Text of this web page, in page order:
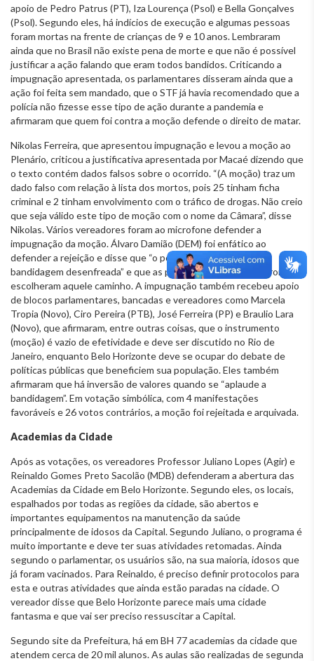
apoio de Pedro Patrus (PT), Iza Lourença (Psol) e Bella Gonçalves
(Psol). Segundo eles, há indícios de execução e algumas pessoas
foram mortas na frente de crianças de 9 e 10 anos. Lembraram
ainda que no Brasil não existe pena de morte e que não é possível
justificar a ação falando que eram todos bandidos. Criticando a
impugnação apresentada, os parlamentares disseram ainda que a
ação foi feita sem mandado, que o STF já havia recomendado que a
polícia não fizesse esse tipo de ação durante a pandemia e
afirmaram que quem foi contra a moção defende o direito de matar.
Nikolas Ferreira, que apresentou impugnação e levou a moção ao
Plenário, criticou a justificativa apresentada por Macaé dizendo que
o texto contém dados falsos sobre o ocorrido. “(A moção) traz um
dado falso com relação à lista dos mortos, pois 25 tinham ficha
criminal e 2 tinham envolvimento com o tráfico de drogas. Não creio
que seja válido este tipo de moção com o nome da Câmara”, disse
Nikolas. Vários vereadores foram ao microfone defender a
impugnação da moção. Álvaro Damião (DEM) foi enfático ao
defender a rejeição e disse que “o povo do Rio sofre com a
bandidagem desenfreada” e que as pessoas mortas no confronto
escolheram aquele caminho. A impugnação também recebeu apoio
de blocos parlamentares, bancadas e vereadores como Marcela
Tropia (Novo), Ciro Pereira (PTB), José Ferreira (PP) e Braulio Lara
(Novo), que afirmaram, entre outras coisas, que o instrumento
(moção) é vazio de efetividade e deve ser discutido no Rio de
Janeiro, enquanto Belo Horizonte deve se ocupar do debate de
políticas públicas que beneficiem sua população. Eles também
afirmaram que há inversão de valores quando se “aplaude a
bandidagem”. Em votação simbólica, com 4 manifestações
favoráveis e 26 votos contrários, a moção foi rejeitada e arquivada.
Academias da Cidade
Após as votações, os vereadores Professor Juliano Lopes (Agir) e
Reinaldo Gomes Preto Sacolão (MDB) defenderam a abertura das
Academias da Cidade em Belo Horizonte. Segundo eles, os locais,
espalhados por todas as regiões da cidade, são abertos e
importantes equipamentos na manutenção da saúde
principalmente de idosos da Capital. Segundo Juliano, o programa é
muito importante e deve ter suas atividades retomadas. Ainda
segundo o parlamentar, os usuários são, na sua maioria, idosos que
já foram vacinados. Para Reinaldo, é preciso definir protocolos para
esta e outras atividades que ainda estão paradas na cidade. O
vereador disse que Belo Horizonte parece mais uma cidade
fantasma e que vai ser preciso ressuscitar a Capital.
Segundo site da Prefeitura, há em BH 77 academias da cidade que
atendem cerca de 20 mil alunos. As aulas são realizadas de segunda